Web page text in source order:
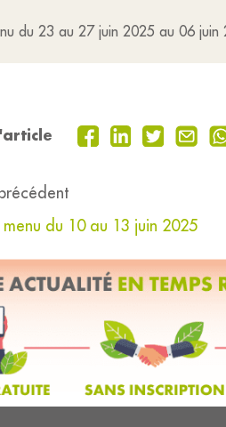
du 23 au 27 juin 2025 au 06 juin
du 10 au 13 juin 2025